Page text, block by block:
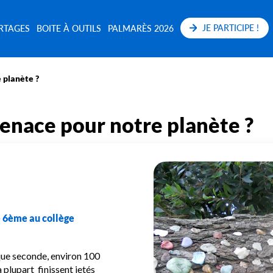
BOITE À OUTILS PALMARÈS 2026 JE PARTICIPE !
planète ?
pour notre planète ?
au collège
seconde, environ 100
plupart finissent jetés